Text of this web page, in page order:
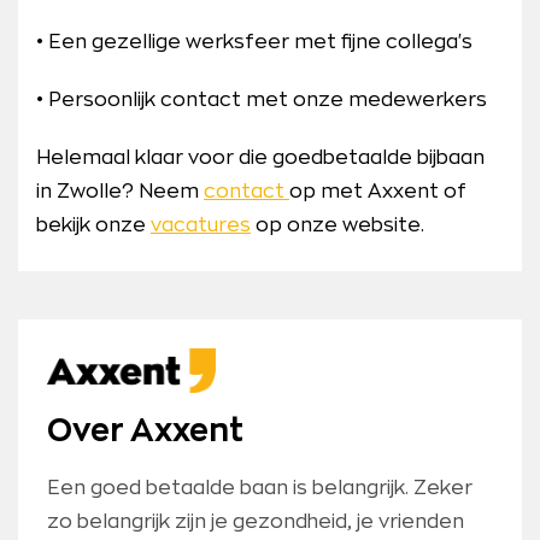
• Een gezellige werksfeer met fijne collega's
• Persoonlijk contact met onze medewerkers
Helemaal klaar voor die goedbetaalde bijbaan
in Zwolle? Neem contact op met Axxent of
bekijk onze vacatures op onze website.
Over Axxent
Een goed betaalde baan is belangrijk. Zeker
zo belangrijk zijn je gezondheid, je vrienden